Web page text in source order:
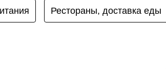
Рестораны, доставка еды